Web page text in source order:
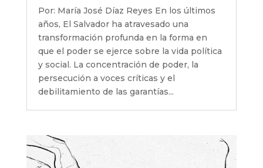
Por: María José Díaz Reyes En los últimos
años, El Salvador ha atravesado una
transformación profunda en la forma en
que el poder se ejerce sobre la vida política
y social. La concentración de poder, la
persecución a voces críticas y el
debilitamiento de las garantías...